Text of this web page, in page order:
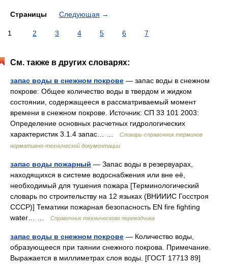
Страницы Следующая →
1 2 3 4 5 6 7
См. также в других словарях:
запас воды в снежном покрове — запас воды в снежном
покрове: Общее количество воды в твердом и жидком
состоянии, содержащееся в рассматриваемый момент
времени в снежном покрове. Источник: СП 33 101 2003:
Определение основных расчетных гидрологических
характеристик 3.1.4 запас… …
Словарь-справочник терминов
нормативно-технической документации
запас воды пожарный — Запас воды в резервуарах,
находящихся в системе водоснабжения или вне её,
необходимый для тушения пожара [Терминологический
словарь по строительству на 12 языках (ВНИИИС Госстроя
СССР)] Тематики пожарная безопасность EN fire fighting
water… …
Справочник технического переводчика
запас воды в снежном покрове — Количество воды,
образующееся при таянии снежного покрова. Примечание.
Выражается в миллиметрах слоя воды. [ГОСТ 17713 89]